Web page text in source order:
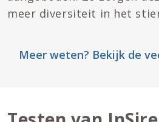
meer diversiteit in het
Meer weten? Bekijk de